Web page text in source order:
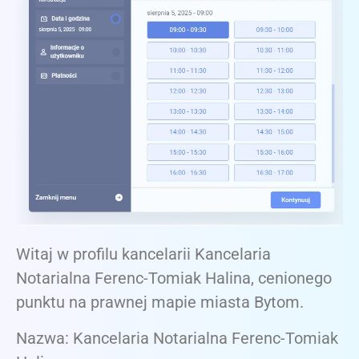
Witaj w profilu kancelarii Kancelaria
Notarialna Ferenc-Tomiak Halina, cenionego
punktu na prawnej mapie miasta Bytom.
Nazwa: Kancelaria Notarialna Ferenc-Tomiak